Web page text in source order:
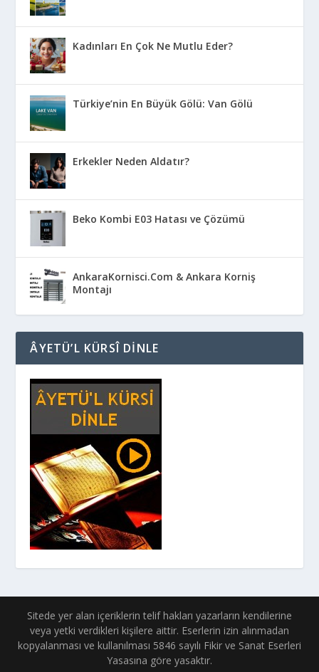
Kadınları En Çok Ne Mutlu Eder?
Türkiye’nin En Büyük Gölü: Van Gölü
Erkekler Neden Aldatır?
Beko Kombi E03 Hatası ve Çözümü
AnkaraKornisci.Com & Ankara Korniş
Montajı
ÂYETÜ’L KÜRSÎ DINLE
Sitede yer alan içeriklerin telif hakları yazarların kendilerine
veya yetki verdikleri kişilere aittir. Eserlerin izin alınmadan
kopyalanması ve kullanılması 5846 sayılı Fikir ve Sanat Eserleri
Yasasına göre yasaktır.